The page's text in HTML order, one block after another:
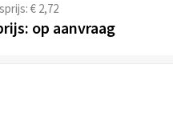
€ 2,72
op aanvraag